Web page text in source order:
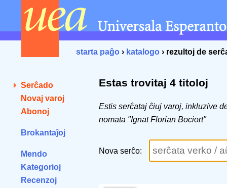
starta paĝo › katalogo › rezultoj de
Serĉado
Novaj varoj
Abonoj
Brokantaĵoj
Mendo
Kategorioj
Recenzoj
Estas trovitaj 4 titoloj
Estis serĉataj ĉiuj varoj, inkluzive
nomata "Ignat Florian Bociort"
Nova serĉo: